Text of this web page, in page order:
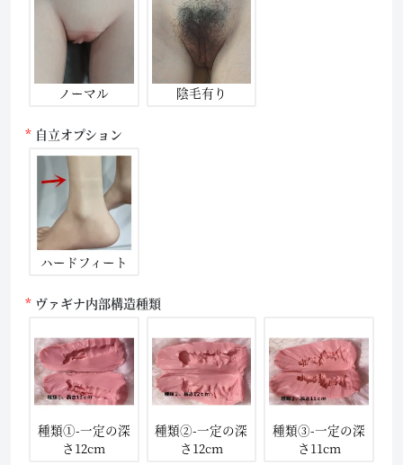
ノーマル 陰毛有り
自立オプション
ハードフィート
ヴァギナ内部構造種類
種類①-一定の深
さ12cm
種類②-一定の深
さ12cm
種類③-一定の深
さ11cm